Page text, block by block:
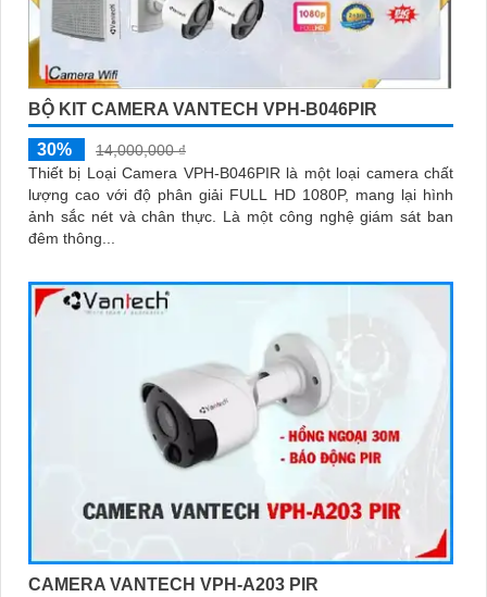
BỘ KIT CAMERA VANTECH VPH-B046PIR
30%
14,000,000 ₫
Thiết bị Loại Camera VPH-B046PIR là một loại camera chất
lượng cao với độ phân giải FULL HD 1080P, mang lại hình
ảnh sắc nét và chân thực. Là một công nghệ giám sát ban
đêm thông...
CAMERA VANTECH VPH-A203 PIR